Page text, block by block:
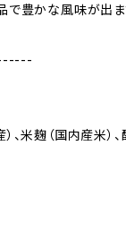
で豊かな風味が出ま
、米麹（国内産米）